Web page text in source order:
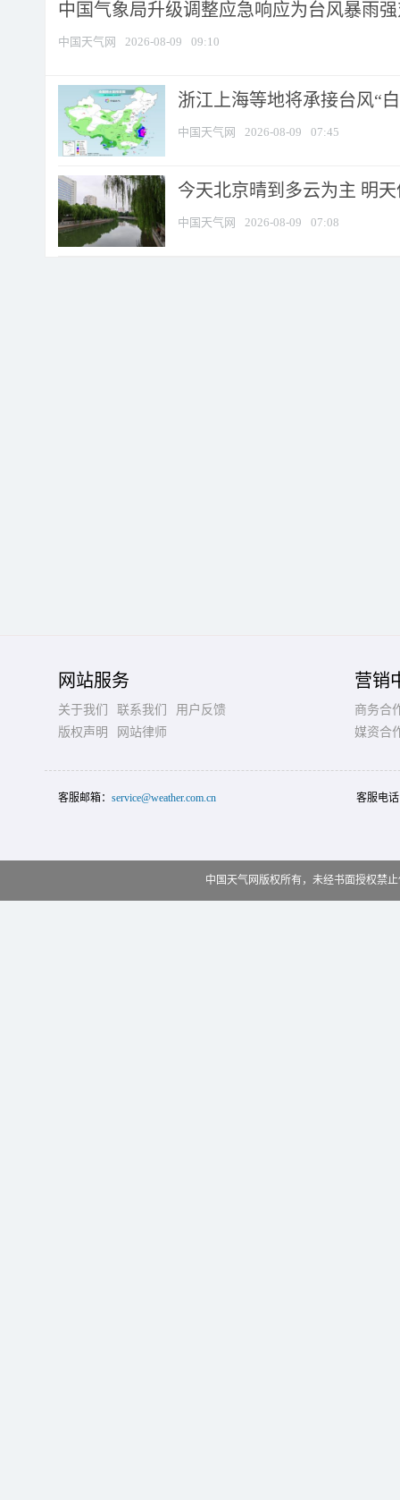
中国气象局升级调整应急响应为台风暴雨
中国天气网 2026-08-09 09:10
浙江上海等地将承接台风“
中国天气网 2026-08-09 07:45
今天北京晴到多云为主 明
中国天气网 2026-08-09 07:08
网站服务
关于我们 联系我们
用户反馈
版权声明
网站律师
营销
商务合
媒资合
客服邮箱： service@weather.com.cn 客服电
中国天气网版权所有，未经书面授权